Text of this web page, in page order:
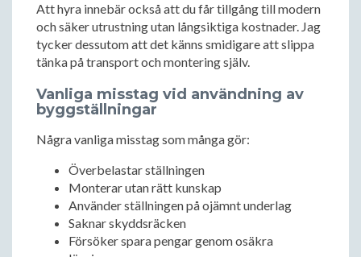
Att hyra innebär också att du får tillgång till modern
och säker utrustning utan långsiktiga kostnader. Jag
tycker dessutom att det känns smidigare att slippa
tänka på transport och montering själv.
Vanliga misstag vid användning av
byggställningar
Några vanliga misstag som många gör:
Överbelastar ställningen
Monterar utan rätt kunskap
Använder ställningen på ojämnt underlag
Saknar skyddsräcken
Försöker spara pengar genom osäkra